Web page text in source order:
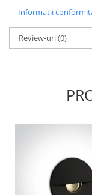
Controlere și
Surse de
Banda LED
Corpuri Liniare
Videointerfoane Si
Kituri Legrand
Informatii
Review-uri(0)